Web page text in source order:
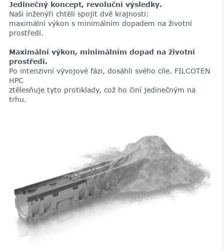
Jedinečný koncept, revoluční výsledky.
Naši inženýři chtěli spojit dvě krajnosti:
maximální výkon s minimálním dopadem na životní
prostředí.
Maximální výkon, minimálním dopad na životní
prostředí.
Po intenzivní vývojové fázi, dosáhli svého cíle. FILCOTEN
HPC
ztělesňuje tyto protiklady, což ho činí jedinečným na
trhu.